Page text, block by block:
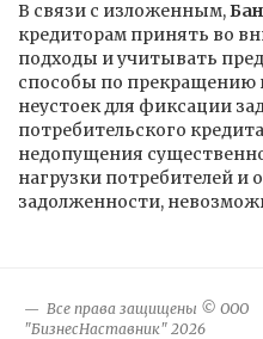
В связи с изложенным,
кредиторам принять во
подходы и учитывать
способы по прекращению
неустоек для фиксации
потребительского
недопущения
нагрузки потребителей и
задолженности,
Все права защищены © ООО
"БизнесНаставник" 2026